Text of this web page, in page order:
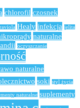
chlorofil czosnek
Healy infekcja jelita
naturalne
oczyszczanie
naturalne
soki styl życia
naturalne suplementy